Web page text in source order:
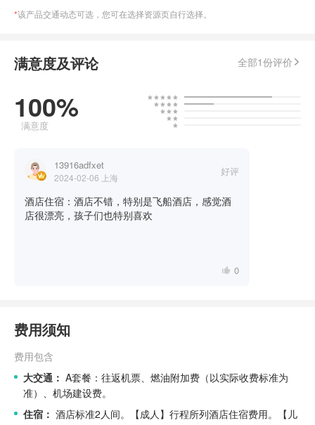
*该产品交通动态可选，您可在选择资源页自行选择。
满意度及评论 全部1份评价
100%
满意度
13916adfxet
2024-02-06 上海 好评
酒店住宿：酒店不错，特别是飞船酒店，感觉酒
店很漂亮，孩子们也特别喜欢
0
费用须知
费用包含
大交通： A套餐：往返机票、燃油附加费（以实际收费标准为
准）、机场建设费。
住宿： 酒店标准2人间。 【成人】行程所列酒店住宿费用。
【儿